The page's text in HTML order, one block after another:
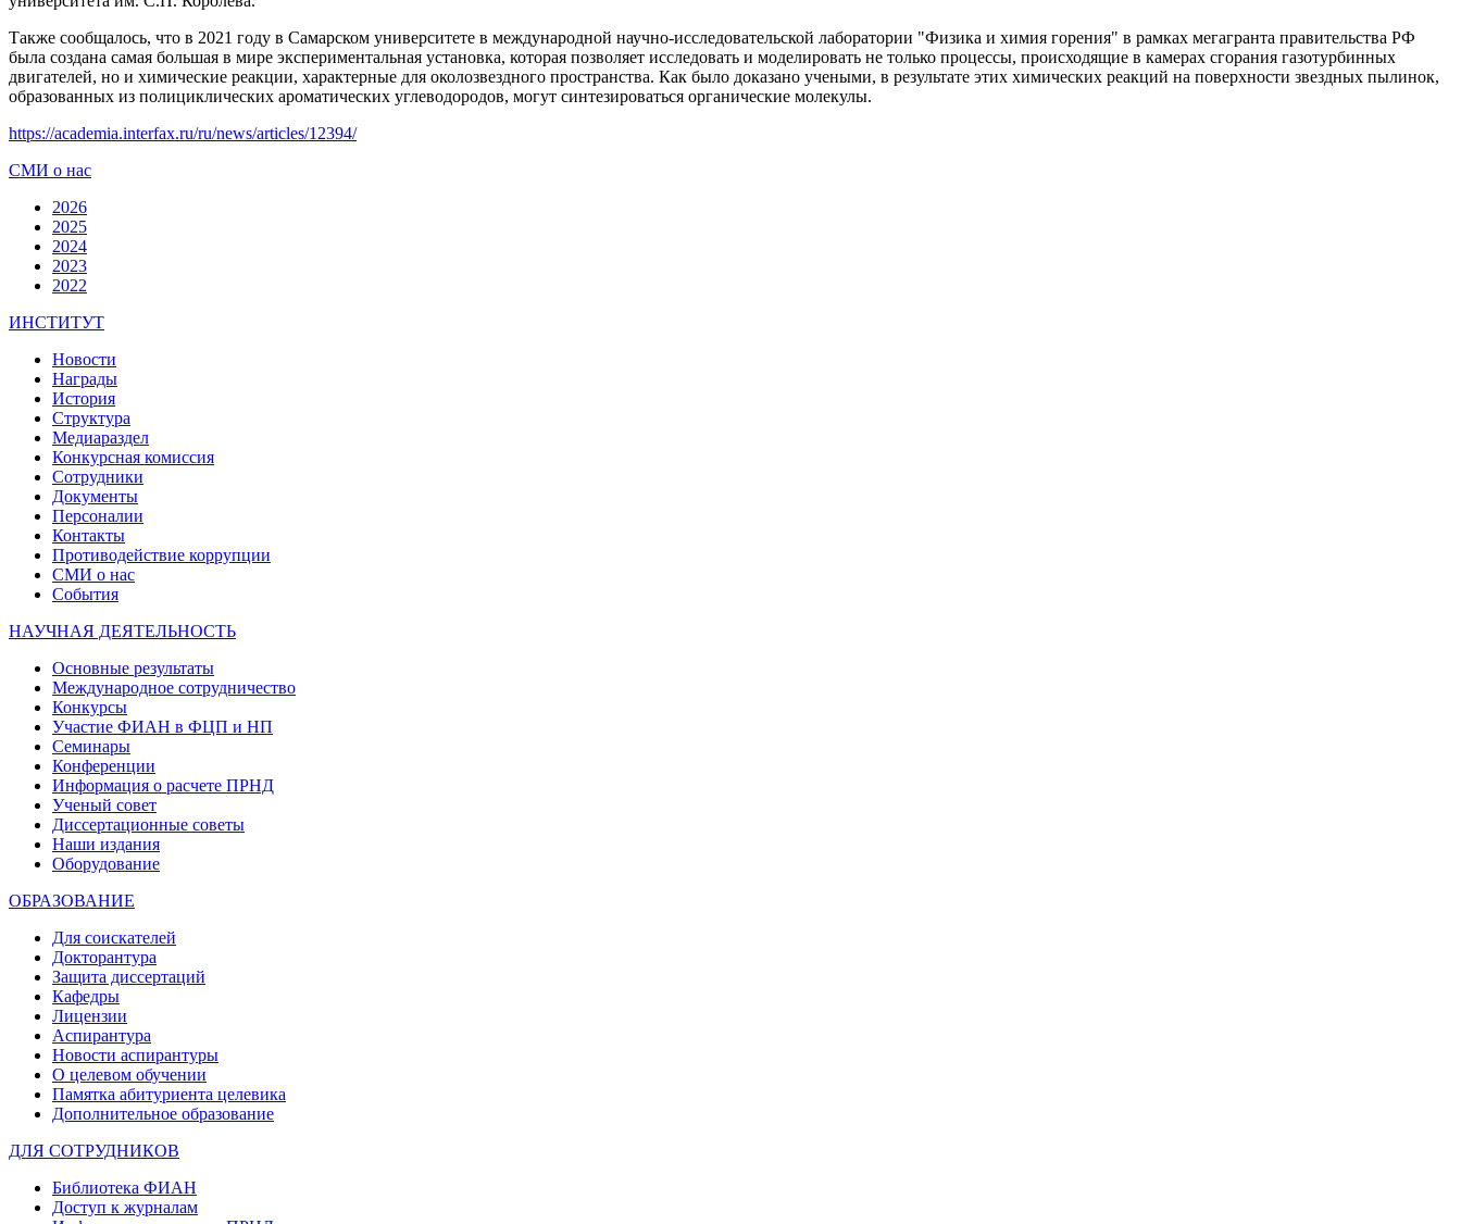
Также сообщалось, что в 2021 году в Самарском университете в международной научно-исследовательской лаборатории "Физика и химия горения" в рамках мегагранта правительства РФ
была создана самая большая в мире экспериментальная установка, которая позволяет исследовать и моделировать не только процессы, происходящие в камерах сгорания газотурбинных
двигателей, но и химические реакции, характерные для околозвездного пространства. Как было доказано учеными, в результате этих химических реакций на поверхности звездных пылинок,
образованных из полициклических ароматических углеводородов, могут синтезироваться органические молекулы.
https://academia.interfax.ru/ru/news/articles/12394/
СМИ о нас
2026
2025
2024
2023
2022
ИНСТИТУТ
Новости
Награды
История
Структура
Медиараздел
Конкурсная комиссия
Сотрудники
Документы
Персоналии
Контакты
Противодействие коррупции
СМИ о нас
События
НАУЧНАЯ ДЕЯТЕЛЬНОСТЬ
Основные результаты
Международное сотрудничество
Конкурсы
Участие ФИАН в ФЦП и НП
Семинары
Конференции
Информация о расчете ПРНД
Ученый совет
Диссертационные советы
Наши издания
Оборудование
ОБРАЗОВАНИЕ
Для соискателей
Докторантура
Защита диссертаций
Кафедры
Лицензии
Аспирантура
Новости аспирантуры
О целевом обучении
Памятка абитуриента целевика
Дополнительное образование
ДЛЯ СОТРУДНИКОВ
Библиотека ФИАН
Доступ к журналам